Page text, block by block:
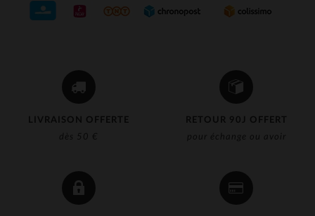
LIVRAISON OFFERTE
dès 50 €
RETOUR 90J OFFERT
pour échange ou avoir